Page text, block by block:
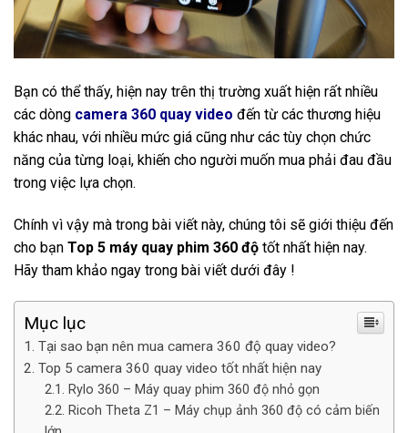
Bạn có thể thấy, hiện nay trên thị trường xuất hiện rất nhiều
các dòng camera 360 quay video đến từ các thương hiệu
khác nhau, với nhiều mức giá cũng như các tùy chọn chức
năng của từng loại, khiến cho người muốn mua phải đau đầu
trong việc lựa chọn.
Chính vì vậy mà trong bài viết này, chúng tôi sẽ giới thiệu đến
cho bạn Top 5 máy quay phim 360 độ tốt nhất hiện nay.
Hãy tham khảo ngay trong bài viết dưới đây !
Mục lục
Tại sao bạn nên mua camera 360 độ quay video?
Top 5 camera 360 quay video tốt nhất hiện nay
Rylo 360 – Máy quay phim 360 độ nhỏ gọn
Ricoh Theta Z1 – Máy chụp ảnh 360 độ có cảm biến